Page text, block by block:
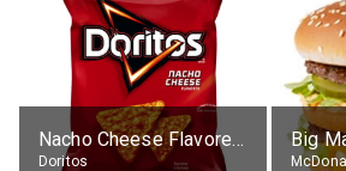
Nacho Cheese Flavored Tortilla Chips
Doritos
Big